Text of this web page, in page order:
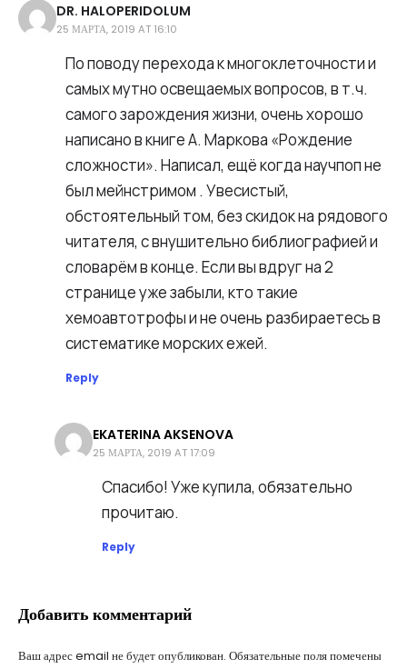
DR. HALOPERIDOLUM
25 МАРТА, 2019 AT 16:10
По поводу перехода к многоклеточности и
самых мутно освещаемых вопросов, в т.ч.
самого зарождения жизни, очень хорошо
написано в книге А. Маркова «Рождение
сложности». Написал, ещё когда научпоп не
был мейнстримом . Увесистый,
обстоятельный том, без скидок на рядового
читателя, с внушительно библиографией и
словарём в конце. Если вы вдруг на 2
странице уже забыли, кто такие
хемоавтотрофы и не очень разбираетесь в
систематике морских ежей.
Reply
EKATERINA AKSENOVA
25 МАРТА, 2019 AT 17:09
Спасибо! Уже купила, обязательно
прочитаю.
Reply
Добавить комментарий
Ваш адрес email не будет опубликован. Обязательные поля помечены